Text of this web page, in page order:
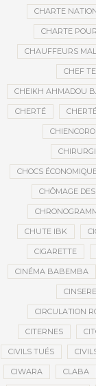
CHARTE
CHARTE
CHAUFFEURS
CHEF
CHEIKH AHMADOU
CHERTÉ
CHOCS
CHÔMAGE
CHUTE IBK
CIGARETTE
CINÉMA BABEMBA
CIRCULATION
CITERNES
CIVILS TUÉS
CIWARA CLABA